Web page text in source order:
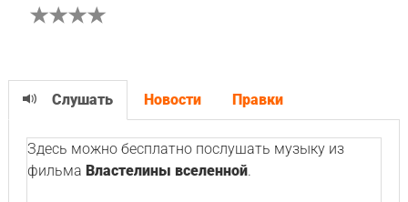
Слушать Новости Правки
Здесь можно бесплатно послушать музыку из
фильма Властелины вселенной.